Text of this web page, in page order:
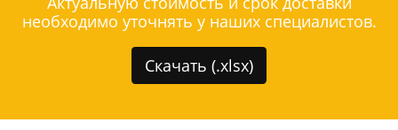
необходимо уточнять у наших специалистов.
Скачать (.xlsx)